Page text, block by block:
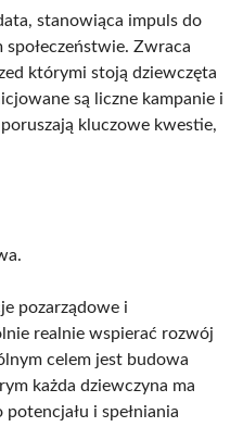
stanowiąca impuls do
Zwraca
którymi stoją dziewczęta
są liczne kampanie i
kluczowe kwestie,
pozarządowe i
realnie wspierać rozwój
celem jest budowa
każda dziewczyna ma
i spełniania